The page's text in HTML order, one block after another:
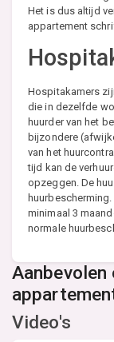
Het is dus altijd
appartement
Hospitakamers
die in dezelfde
huurder van het
bijzondere
van het
tijd kan de
opzeggen. De
minimaal 3
normale
Video's